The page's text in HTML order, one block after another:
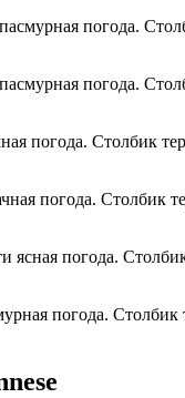
погода.
погода.
погода. Столбик
погода.
ясная погода.
погода.